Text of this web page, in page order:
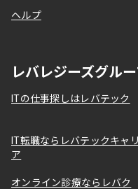
ヘルプ
レバレジーズグル
ITの仕事探しはレバテック
IT転職ならレバテックキャリ
ア
オンライン診療ならレバク